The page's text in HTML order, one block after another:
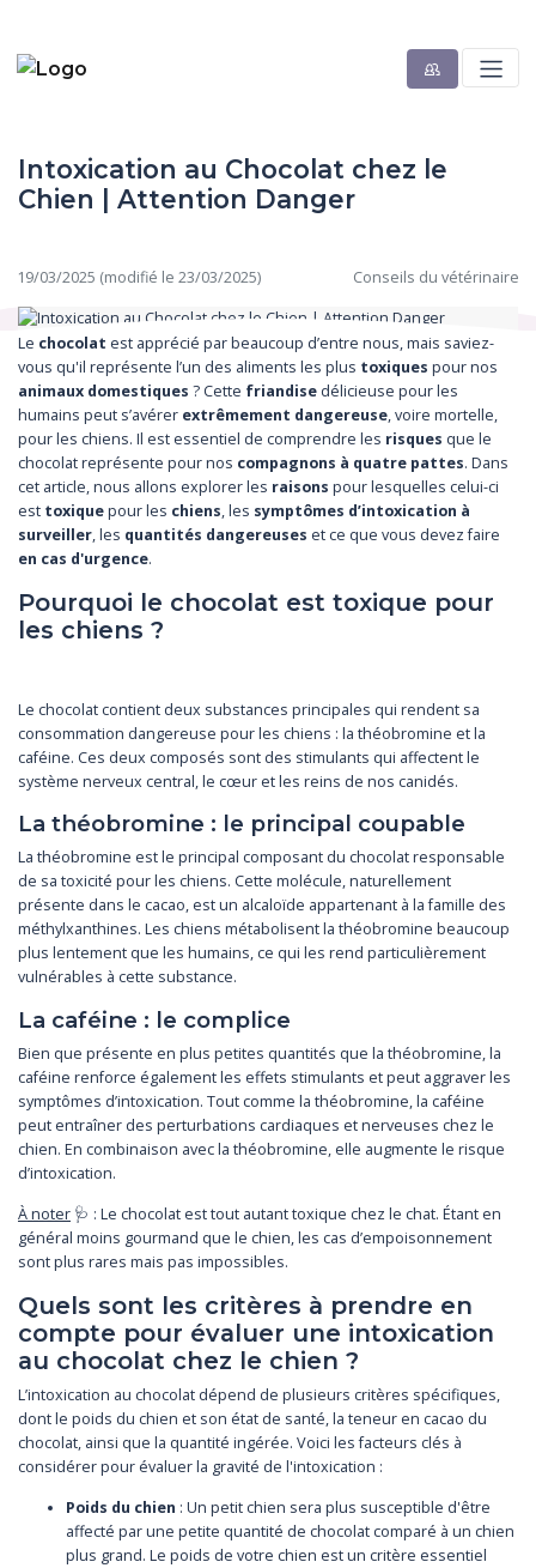
Intoxication au Chocolat chez le
Chien | Attention Danger
19/03/2025 (modifié le 23/03/2025) Conseils du vétérinaire
Le chocolat est apprécié par beaucoup d’entre nous, mais saviez-
vous qu'il représente l’un des aliments les plus toxiques pour nos
animaux domestiques ? Cette friandise délicieuse pour les
humains peut s’avérer extrêmement dangereuse, voire mortelle,
pour les chiens. Il est essentiel de comprendre les risques que le
chocolat représente pour nos compagnons à quatre pattes. Dans
cet article, nous allons explorer les raisons pour lesquelles celui-ci
est toxiquepour les chiens, les symptômes d’intoxication à
surveiller, les quantités dangereuses et ce que vous devez faire
en cas d'urgence.
Pourquoi le chocolat est toxique pour
les chiens ?
Le chocolat contient deux substances principales qui rendent sa
consommation dangereuse pour les chiens : la théobromine et la
caféine. Ces deux composés sont des stimulants qui affectent le
système nerveux central, le cœur et les reins de nos canidés.
La théobromine : le principal coupable
La théobromine est le principal composant du chocolat responsable
de sa toxicité pour les chiens. Cette molécule, naturellement
présente dans le cacao, est un alcaloïde appartenant à la famille des
méthylxanthines. Les chiens métabolisent la théobromine beaucoup
plus lentement que les humains, ce qui les rend particulièrement
vulnérables à cette substance.
La caféine : le complice
Bien que présente en plus petites quantités que la théobromine, la
caféine renforce également les effets stimulants et peut aggraver les
symptômes d’intoxication. Tout comme la théobromine, la caféine
peut entraîner des perturbations cardiaques et nerveuses chez le
chien. En combinaison avec la théobromine, elle augmente le risque
d’intoxication.
À noter 🩺 : Le chocolat est tout autant toxique chez le chat. Étant en
général moins gourmand que le chien, les cas d’empoisonnement
sont plus rares mais pas impossibles.
Quels sont les critères à prendre en
compte pour évaluer une intoxication
au chocolat chez le chien ?
L’intoxication au chocolat dépend de plusieurs critères spécifiques,
dont le poids du chien et son état de santé, la teneur en cacao du
chocolat, ainsi que la quantité ingérée. Voici les facteurs clés à
considérer pour évaluer la gravité de l'intoxication :
Poids du chien : Un petit chien sera plus susceptible d'être
affecté par une petite quantité de chocolat comparé à un chien
plus grand. Le poids de votre chien est un critère essentiel